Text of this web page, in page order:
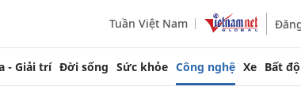
Tuần Việt Nam
- Giải trí Đời sống Sức khỏe Công nghệ Xe Bất